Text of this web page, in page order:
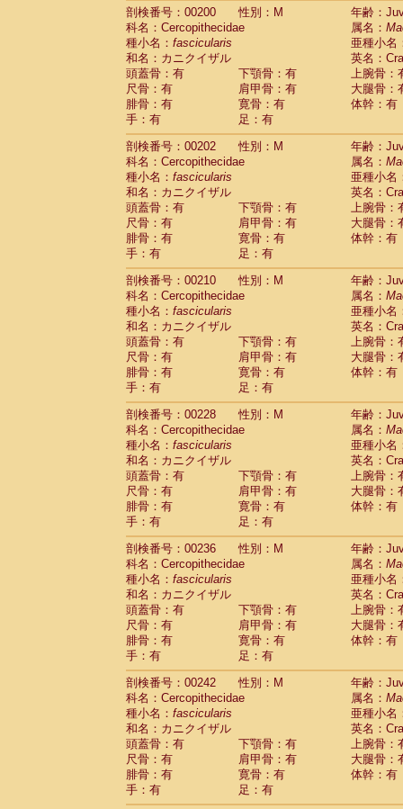
剖検番号：00200
性別：M
年齢：
科名：Cercopithecidae
属名：
種小名： fascicularis
亜種小名
和名：カニクイザル
英名：
頭蓋骨：有
下顎骨：有
上腕骨：
尺骨：有
肩甲骨：有
大腿骨：
腓骨：有
寛骨：有
体幹：有
手：有
足：有
剖検番号：00202
性別：M
年齢：
科名：Cercopithecidae
属名：
種小名： fascicularis
亜種小名
和名：カニクイザル
英名：
頭蓋骨：有
下顎骨：有
上腕骨：
尺骨：有
肩甲骨：有
大腿骨：
腓骨：有
寛骨：有
体幹：有
手：有
足：有
剖検番号：00210
性別：M
年齢：
科名：Cercopithecidae
属名：
種小名： fascicularis
亜種小名
和名：カニクイザル
英名：
頭蓋骨：有
下顎骨：有
上腕骨：
尺骨：有
肩甲骨：有
大腿骨：
腓骨：有
寛骨：有
体幹：有
手：有
足：有
剖検番号：00228
性別：M
年齢：
科名：Cercopithecidae
属名：
種小名： fascicularis
亜種小名
和名：カニクイザル
英名：
頭蓋骨：有
下顎骨：有
上腕骨：
尺骨：有
肩甲骨：有
大腿骨：
腓骨：有
寛骨：有
体幹：有
手：有
足：有
剖検番号：00236
性別：M
年齢：
科名：Cercopithecidae
属名：
種小名： fascicularis
亜種小名
和名：カニクイザル
英名：
頭蓋骨：有
下顎骨：有
上腕骨：
尺骨：有
肩甲骨：有
大腿骨：
腓骨：有
寛骨：有
体幹：有
手：有
足：有
剖検番号：00242
性別：M
年齢：
科名：Cercopithecidae
属名：
種小名： fascicularis
亜種小名
和名：カニクイザル
英名：
頭蓋骨：有
下顎骨：有
上腕骨：
尺骨：有
肩甲骨：有
大腿骨：
腓骨：有
寛骨：有
体幹：有
手：有
足：有